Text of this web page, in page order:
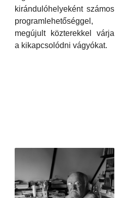
kirándulóhelyeként számos
programlehetőséggel,
megújult közterekkel várja
a kikapcsolódni vágyókat.